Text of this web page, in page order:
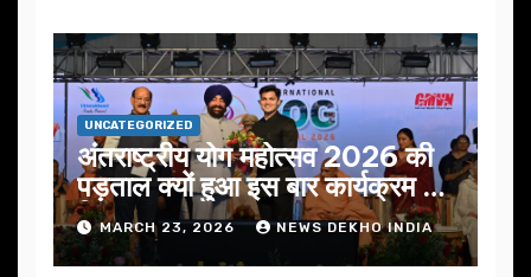
UNCATEGORIZED
अंतराष्ट्रीय योग महोत्सव 2026 की
पड़ताल क्यों हुआ इस बार कार्यक्रम में
निखार
MARCH 23, 2026 NEWS DEKHO INDIA